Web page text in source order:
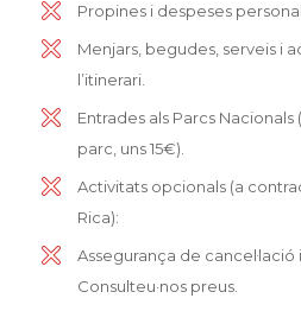
Propines i despeses
Menjars, begudes, serveis i
l’itinerari.
Entrades als Parcs
parc, uns 15€).
Activitats opcionals (a
Rica):
Assegurança de cancel·lació
Consulteu·nos preus.